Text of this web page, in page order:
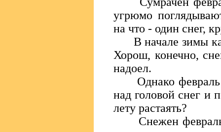
угрюмо
на что - один снег,
В начале зимы
Хорош, конечно,
надоел.
Однако февраль
над головой снег и
лету растаять?
Снежен февраль